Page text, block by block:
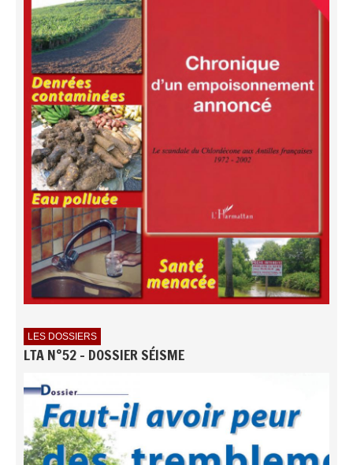
LES DOSSIERS
LTA N°52 - DOSSIER SÉISME